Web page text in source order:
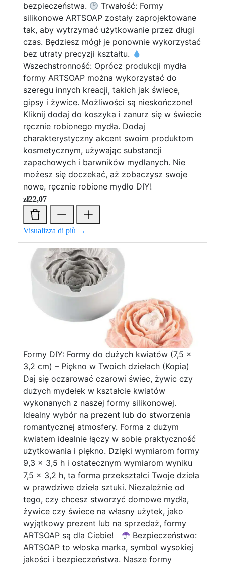
bezpieczeństwa.
Trwałość: Formy
silikonowe ARTSOAP zostały zaprojektowane
tak, aby wytrzymać użytkowanie przez długi
czas. Będziesz mógł je ponownie wykorzystać
bez utraty precyzji kształtu.
Wszechstronność: Oprócz produkcji mydła
formy ARTSOAP można wykorzystać do
szeregu innych kreacji, takich jak świece,
gipsy i żywice. Możliwości są nieskończone!
Kliknij dodaj do koszyka i zanurz się w świecie
ręcznie robionego mydła. Dodaj
charakterystyczny akcent swoim produktom
kosmetycznym, używając substancji
zapachowych i barwników mydlanych. Nie
możesz się doczekać, aż zobaczysz swoje
nowe, ręcznie robione mydło DIY!
zł22,07
Visualizza di più →
Formy DIY: Formy do dużych kwiatów (7,5 x
3,2 cm) – Piękno w Twoich dziełach (Kopia)
Daj się oczarować czarowi świec, żywic czy
dużych mydełek w kształcie kwiatów
wykonanych z naszej formy silikonowej.
Idealny wybór na prezent lub do stworzenia
romantycznej atmosfery. Forma z dużym
kwiatem idealnie łączy w sobie praktyczność
użytkowania i piękno. Dzięki wymiarom formy
9,3 x 3,5 h i ostatecznym wymiarom wyniku
7,5 x 3,2 h, ta forma przekształci Twoje dzieła
w prawdziwe dzieła sztuki. Niezależnie od
tego, czy chcesz stworzyć domowe mydła,
żywice czy świece na własny użytek, jako
wyjątkowy prezent lub na sprzedaż, formy
ARTSOAP są dla Ciebie!
Bezpieczeństwo:
ARTSOAP to włoska marka, symbol wysokiej
jakości i bezpieczeństwa. Nasze formy